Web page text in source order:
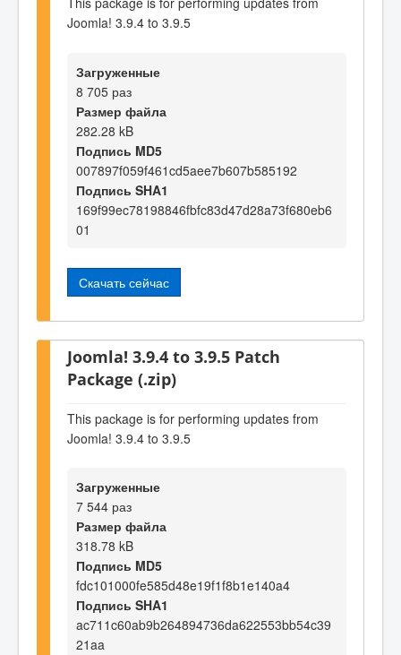
Joomla! 3.9.4 to 3.9.5
Загруженные
8 705 раз
Размер файла
282.28 kB
Подпись MD5
007897f059f461cd5aee7b607b585192
Подпись SHA1
169f99ec78198846fbfc83d47d28a73f680eb6
01
Скачать сейчас
Joomla! 3.9.4 to 3.9.5 Patch
Package (.zip)
This package is for performing updates from
Joomla! 3.9.4 to 3.9.5
Загруженные
7 544 раз
Размер файла
318.78 kB
Подпись MD5
fdc101000fe585d48e19f1f8b1e140a4
Подпись SHA1
ac711c60ab9b264894736da622553bb54c39
21aa